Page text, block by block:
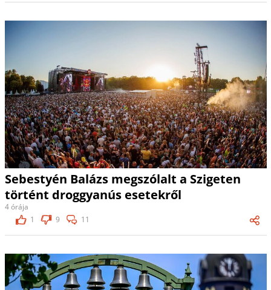
Sebestyén Balázs megszólalt a Szigeten
történt droggyanús esetekről
4 órája
1
9 11